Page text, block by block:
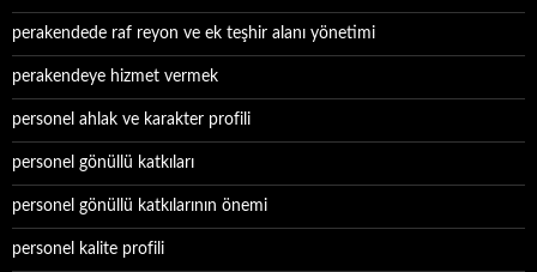
perakendede raf reyon ve ek teşhir alanı yönetimi
perakendeye hizmet vermek
personel ahlak ve karakter profili
personel gönüllü katkıları
personel gönüllü katkılarının önemi
personel kalite profili